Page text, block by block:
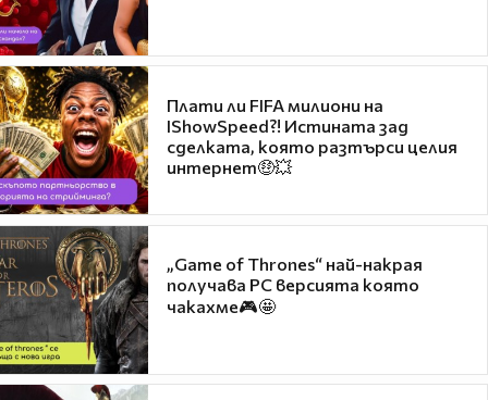
Плати ли FIFA милиони на
IShowSpeed?! Истината зад
сделката, която разтърси целия
интернет🤑💥
„Game of Thrones“ най-накрая
получава PC версията която
чакахме🎮🤩